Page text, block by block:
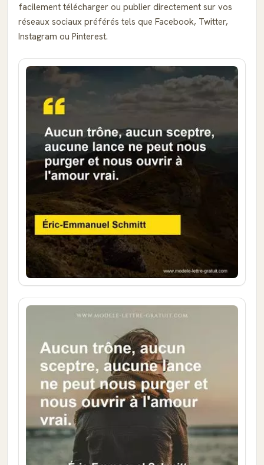
facilement télécharger ou publier directement sur vos
réseaux sociaux préférés tels que Facebook, Twitter,
Instagram ou Pinterest.